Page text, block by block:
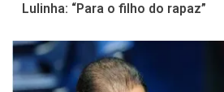
Lulinha: “Para o filho do rapaz”